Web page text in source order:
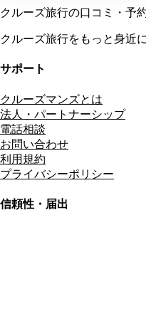
クルーズ旅行の口コミ・予
クルーズ旅行をもっと身近に
サポート
クルーズマンズとは
法人・パートナーシップ
電話相談
お問い合わせ
利用規約
プライバシーポリシー
信頼性・届出